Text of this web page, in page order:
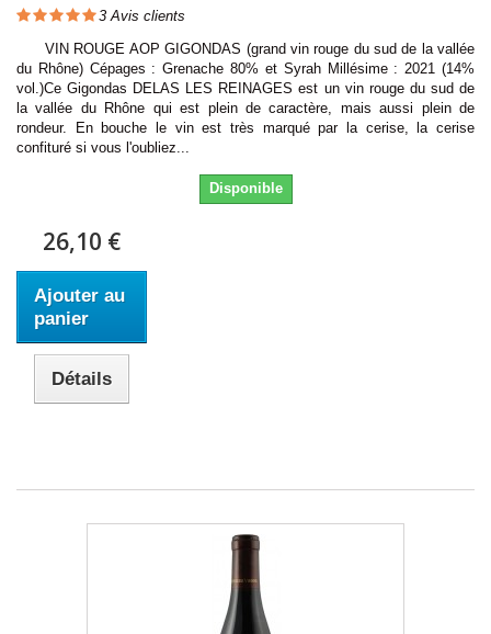
3 Avis clients
VIN ROUGE AOP GIGONDAS (grand vin rouge du sud de la vallée
du Rhône) Cépages : Grenache 80% et Syrah Millésime : 2021 (14%
vol.)Ce Gigondas DELAS LES REINAGES est un vin rouge du sud de
la vallée du Rhône qui est plein de caractère, mais aussi plein de
rondeur. En bouche le vin est très marqué par la cerise, la cerise
confituré si vous l'oubliez...
Disponible
26,10 €
Ajouter au
panier
Détails